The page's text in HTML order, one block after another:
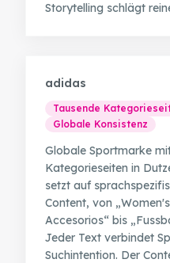
Storytelling schlägt
adidas
Tausende
Globale Konsistenz
Globale Sportmarke
Kategorieseiten in
setzt auf
Content, von
Accesorios“ bis
Jeder Text verbindet
Suchintention. Der